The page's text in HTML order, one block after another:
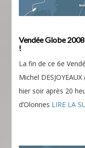
Vendée Globe
!
La fin de ce 6e
Michel
hier soir après 20
d’Olonnes LIRE LA